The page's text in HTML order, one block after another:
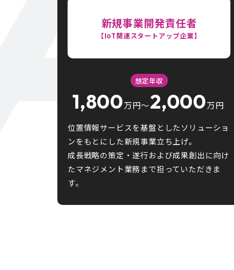
新規事業開発責任者
【IoT関連スタートアップ企業】
想定年収
1,800万円〜2,000万円
位置情報サービスを基盤としたソリューショ
ンをもとにした新規事業立ち上げ。
成長戦略の策定・遂行および成果創出に向け
たマネジメント業務まで担っていただきま
す。